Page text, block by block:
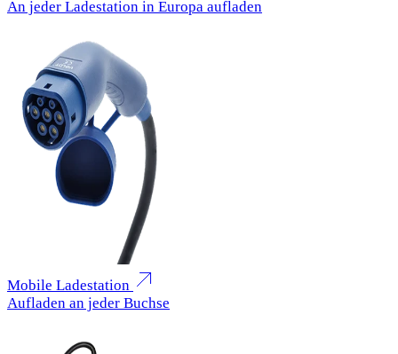
An jeder Ladestation in Europa aufladen
Mobile Ladestation
Aufladen an jeder Buchse